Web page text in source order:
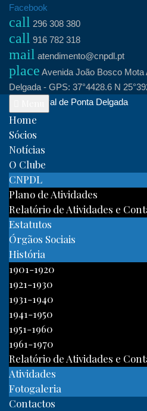
Skip
content
Facebook
call 296 308 380
call 916 782 318
mail atendimento@cnpdl.pt
place Avenida João Bosco Mota
Delgada - GPS: 37°4428.6 N
Clube Naval de Ponta Delgada
Home
Sócios
Notícias
O Clube
CNPDL
Plano de Atividades
Relatório de Atividades e
Estatutos
Órgãos Sociais
História
1901-1920
1921-1930
1931-1940
1941-1950
1951-1960
1961-1970
Relatório de Atividades e
Atividades
Fotogaleria
Contactos